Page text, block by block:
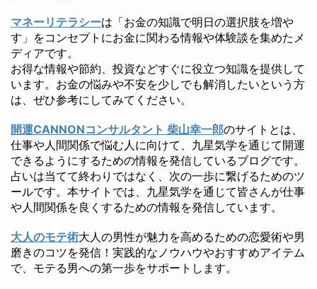
マネーリテラシーは「お金の知識で明日の選択肢を増や
す」をコンセプトにお金に関わる情報や体験談を集めたメ
ディアです。
お得な情報や節約、投資などすぐに役立つ知識を提供して
います。お金の悩みや不安を少しでも解消したいという方
は、ぜひ参考にしてみてください。
開運CANNONコンサルタント 柴山幸一郎のサイトとは、
仕事や人間関係で悩む人に向けて、九星気学を通じて開運
できるようにするための情報を発信しているブログです。
占いは当てて終わりではなく、次の一歩に繋げるためのツ
ールです。本サイトでは、九星気学を通じて皆さんが仕事
や人間関係を良くするための情報を発信しています。
大人のモテ術大人の男性が魅力を高めるための恋愛術や男
磨きのコツを発信！実践的なノウハウやおすすめアイテム
で、モテる男への第一歩をサポートします。